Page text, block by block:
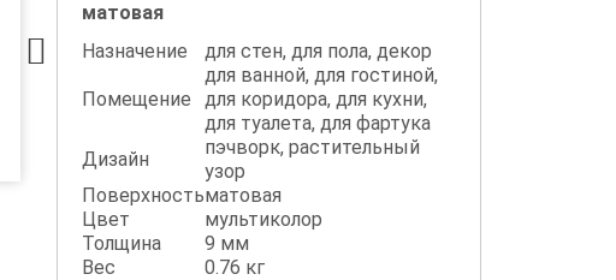
матовая
Назначение
для стен, для пола, декор
Помещение
для ванной, для гостиной,
для коридора, для кухни,
для туалета, для фартука
Дизайн
пэчворк, растительный
узор
Поверхностьматовая
Цвет
мультиколор
Толщина
9 мм
Вес
0.76 кг